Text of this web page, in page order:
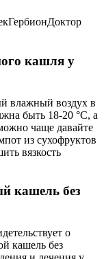
кашля у
влажный воздух в
быть 18-20 °С, а
чаще давайте
из сухофруктов
вязкость
кашель без
о
кашель без